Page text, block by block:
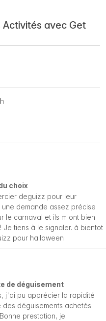
Activités avec Get
choix
deguizz pour leur
demande assez précise
le carnaval et ils m ont bien
Je tiens à le signaler. à bientot
pour halloween
de déguisement
j'ai pu apprécier la rapidité
déguisements achetés
prestation, je